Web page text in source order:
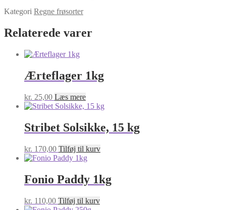
Kategori Regne frøsorter
Relaterede varer
Ærteflager 1kg
kr. 25,00 Læs mere
Stribet Solsikke, 15 kg
kr. 170,00 Tilføj til kurv
Fonio Paddy 1kg
kr. 110,00 Tilføj til kurv